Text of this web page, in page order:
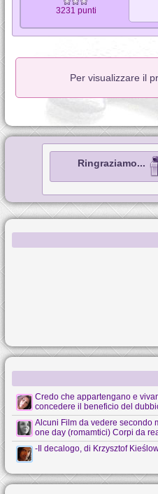
3231 punti
Per visualizzare il
Ringraziamo...
Credo che appartengano e
concedere il beneficio del
Alcuni Film da vedere secondo
one day (romamtici) Corpi da
-Il decalogo, di Krzysztof